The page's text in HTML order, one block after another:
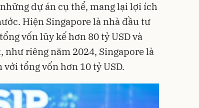
dự án cụ thể, mang lại lợi ích
Hiện Singapore là nhà đầu tư
vốn lũy kế hơn 80 tỷ USD và
như riêng năm 2024, Singapore là
tổng vốn hơn 10 tỷ USD.